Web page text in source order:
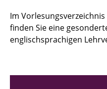
Im
finden Sie eine
englischsprachigen